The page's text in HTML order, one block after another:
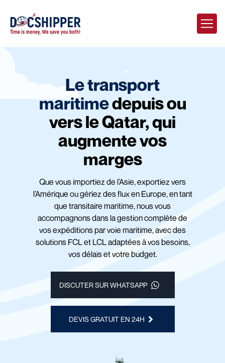
Le transport
maritimedepuis ou
vers le Qatar, qui
augmente vos
marges
Que vous importiez de l’Asie, exportiez vers
l’Amérique ou gériez des flux en Europe, en tant
que transitaire maritime, nous vous
accompagnons dans la gestion complète de
vos expéditions par voie maritime, avec des
solutions FCL et LCL adaptées à vos besoins,
vos délais et votre budget.
DISCUTER SUR WHATSAPP
DEVIS GRATUIT EN 24H